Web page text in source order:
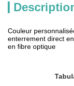
Couleur
enterrement direct
en fibre optique